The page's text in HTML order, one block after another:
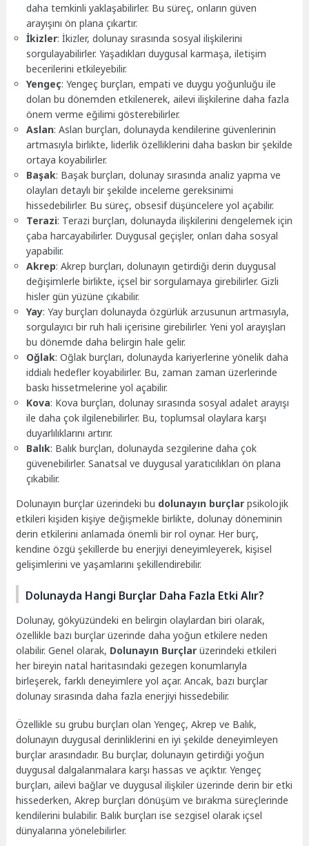
daha temkinli yaklaşabilirler. Bu süreç, onların güven
arayışını ön plana çıkartır.
İkizler: İkizler, dolunay sırasında sosyal ilişkilerini
sorgulayabilirler. Yaşadıkları duygusal karmaşa, iletişim
becerilerini etkileyebilir.
Yengeç: Yengeç burçları, empati ve duygu yoğunluğu ile
dolan bu dönemden etkilenerek, ailevi ilişkilerine daha fazla
önem verme eğilimi gösterebilirler.
Aslan: Aslan burçları, dolunayda kendilerine güvenlerinin
artmasıyla birlikte, liderlik özelliklerini daha baskın bir şekilde
ortaya koyabilirler.
Başak: Başak burçları, dolunay sırasında analiz yapma ve
olayları detaylı bir şekilde inceleme gereksinimi
hissedebilirler. Bu süreç, obsesif düşüncelere yol açabilir.
Terazi: Terazi burçları, dolunayda ilişkilerini dengelemek için
çaba harcayabilirler. Duygusal geçişler, onları daha sosyal
yapabilir.
Akrep: Akrep burçları, dolunayın getirdiği derin duygusal
değişimlerle birlikte, içsel bir sorgulamaya girebilirler. Gizli
hisler gün yüzüne çıkabilir.
Yay: Yay burçları dolunayda özgürlük arzusunun artmasıyla,
sorgulayıcı bir ruh hali içerisine girebilirler. Yeni yol arayışları
bu dönemde daha belirgin hale gelir.
Oğlak: Oğlak burçları, dolunayda kariyerlerine yönelik daha
iddialı hedefler koyabilirler. Bu, zaman zaman üzerlerinde
baskı hissetmelerine yol açabilir.
Kova: Kova burçları, dolunay sırasında sosyal adalet arayışı
ile daha çok ilgilenebilirler. Bu, toplumsal olaylara karşı
duyarlılıklarını artırır.
Balık: Balık burçları, dolunayda sezgilerine daha çok
güvenebilirler. Sanatsal ve duygusal yaratıcılıkları ön plana
çıkabilir.
Dolunayın burçlar üzerindeki bu dolunayın burçlar psikolojik
etkileri kişiden kişiye değişmekle birlikte, dolunay döneminin
derin etkilerini anlamada önemli bir rol oynar. Her burç,
kendine özgü şekillerde bu enerjiyi deneyimleyerek, kişisel
gelişimlerini ve yaşamlarını şekillendirebilir.
Dolunayda Hangi Burçlar Daha Fazla Etki Alır?
Dolunay, gökyüzündeki en belirgin olaylardan biri olarak,
özellikle bazı burçlar üzerinde daha yoğun etkilere neden
olabilir. Genel olarak, Dolunayın Burçlar üzerindeki etkileri
her bireyin natal haritasındaki gezegen konumlarıyla
birleşerek, farklı deneyimlere yol açar. Ancak, bazı burçlar
dolunay sırasında daha fazla enerjiyi hissedebilir.
Özellikle su grubu burçları olan Yengeç, Akrep ve Balık,
dolunayın duygusal derinliklerini en iyi şekilde deneyimleyen
burçlar arasındadır. Bu burçlar, dolunayın getirdiği yoğun
duygusal dalgalanmalara karşı hassas ve açıktır. Yengeç
burçları, ailevi bağlar ve duygusal ilişkiler üzerinde derin bir etki
hissederken, Akrep burçları dönüşüm ve bırakma süreçlerinde
kendilerini bulabilir. Balık burçları ise sezgisel olarak içsel
dünyalarına yönelebilirler.